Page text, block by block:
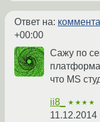
Ответ на:
+00:00
Сажу по
что MS
ii8_ ★★★★
11.12.2014